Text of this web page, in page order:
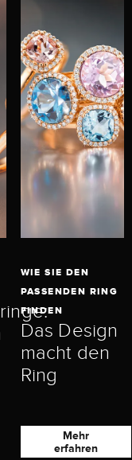
WIE SIE DEN
PASSENDEN RING
FINDEN
Das Design
macht den
Ring
Mehr
erfahren